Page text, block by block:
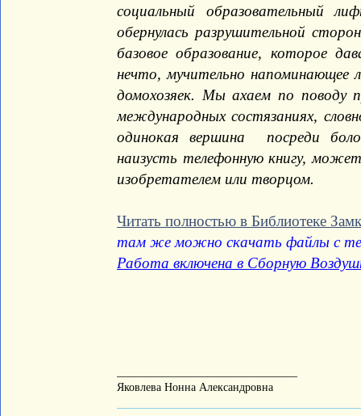
социальный образовательный
обернулась разрушительной
базовое образование, которое
нечто, мучительно напоминающее
домохозяек. Мы ахаем по поводу
международных состязаниях,
одинокая вершина посреди
наизусть телефонную книгу,
изобретателем или творцом.
Читать полностью в Библиотеке
там же можно скачать файлы с
Работа включена в Сборную
Яковлева Нонна Александровна